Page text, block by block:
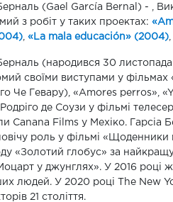
Берналь (Gael García Bernal) - ,
з робіт у таких проектах:
«La mala educación» (2004)
Берналь (народився 30
своїми виступами у
Че Гевару), «Amores perros»,
де Соузи у фільмі
Canana Films у Мехіко. Гарсіа
роль у фільмі «Щоденники
«Золотий глобус» за
у джунглях». У 2016
людей. У 2020 році The New
21 століття.